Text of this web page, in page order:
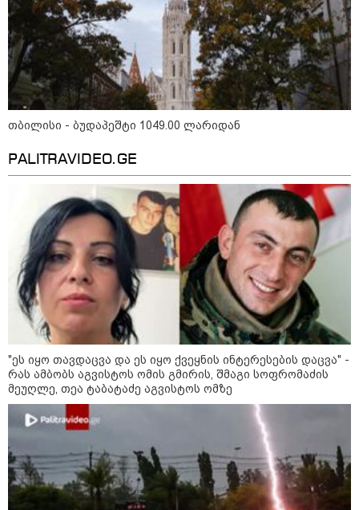
ტარიელ კაკაბაძე - ნატა
ვიბლიანის საქმეზე საზოგადოება
უახლოეს დღეებში გაიგებს
სიახლეს, დაიდება პირველი
მნიშვნელოვანი შედეგი და
ოფიციალურად ცნობენ
დაზარალებულად
ყვარელში თვითნებურად
არასრულწლოვნის დაღუპვის
პროკურატურამ 2024 წელს
სამტრედიაში წინასაარჩევნო
კამპანიის დროს ძალადობის
ფაქტზე სამ პირს, მათ შორის ნიკა
მელიას თანმხლებ პირებს
ბრალდება წარუდგინა
მოზაიკა
თბილისი - ბუდაპეშტი 1049.00 ლარიდან
PALITRAVIDEO.GE
"ეს იყო თავდაცვა და ეს იყო ქვეყნის ინტერესების დაცვა" -
რას ამბობს აგვისტოს ომის გმირის, შმაგი სოფრომაძის
მეუღლე, თეა ტაბატაძე აგვისტოს ომზე